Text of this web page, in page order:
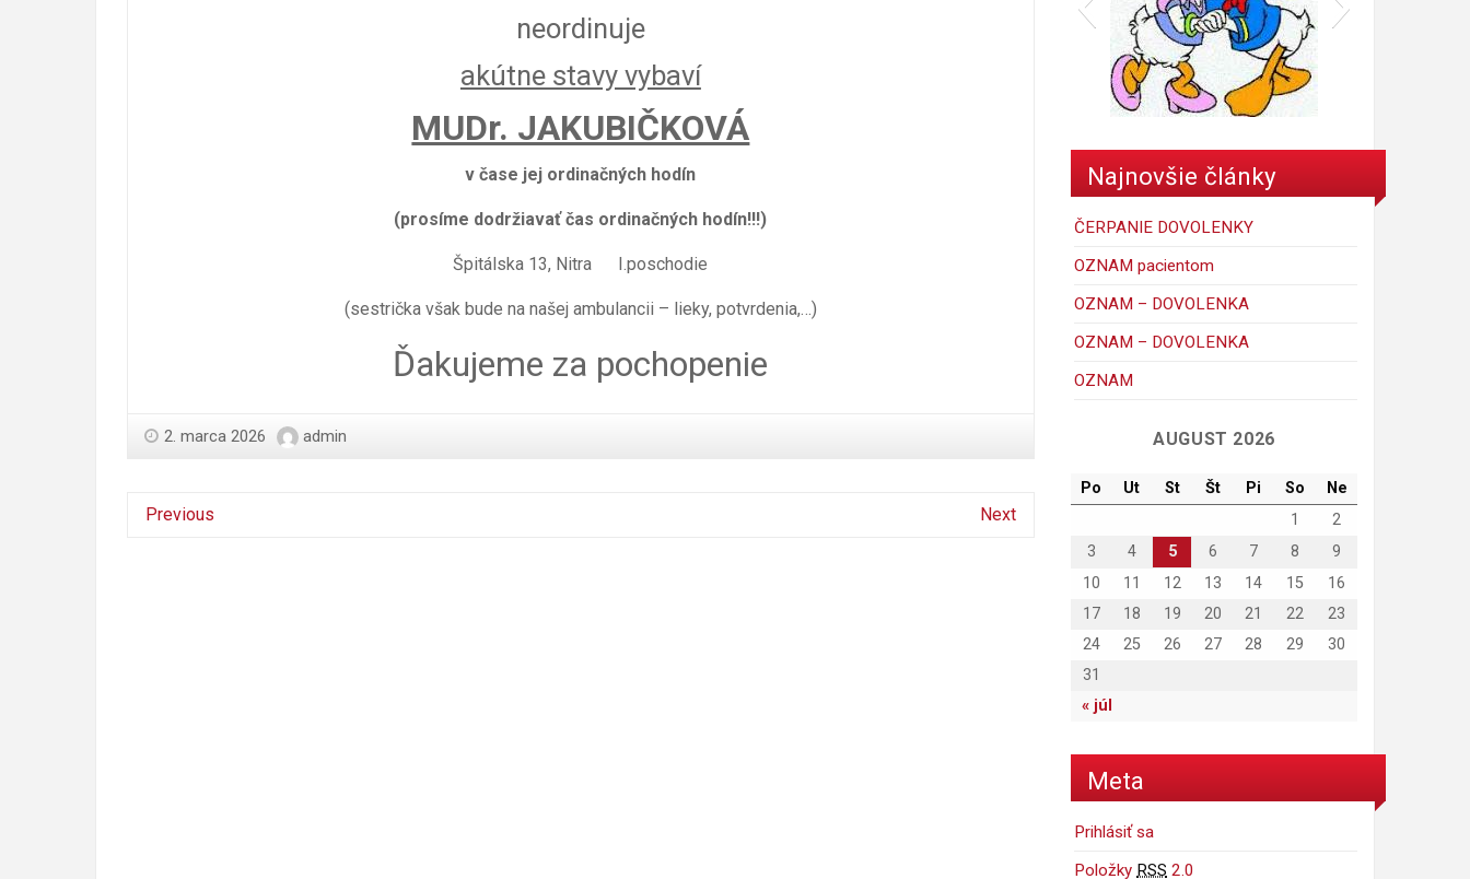
neordinuje
akútne stavy vybaví
MUDr. JAKUBIČKOVÁ
v čase jej ordinačných hodín
(prosíme dodržiavať čas ordinačných hodín!!!)
Špitálska 13, Nitra I.poschodie
(sestrička však bude na našej ambulancii – lieky, potvrdenia,…)
Ďakujeme za pochopenie
2. marca 2026 admin
Previous Next
ferdo
kacer
krtko
macko
Maggie Simpson
maja
mickey_mouse_walt_disney-
porky-hrackyshop
Najnovšie články
ČERPANIE DOVOLENKY
OZNAM pacientom
OZNAM – DOVOLENKA
OZNAM – DOVOLENKA
OZNAM
AUGUST 2026
Po Ut St Št Pi So Ne
« júl
1
2
3
4 5 6 7 8
9
10
11 12 13 14 15
16
17
18 19 20 21 22
23
24
25 26 27 28 29
30
31
Meta
Prihlásiť sa
Položky RSS 2.0